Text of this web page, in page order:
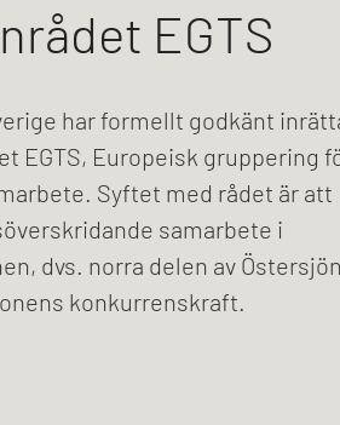
EGTS
har formellt godkänt
EGTS, Europeisk gruppering
Syftet med rådet är att
samarbete i
dvs. norra delen av
konkurrenskraft.